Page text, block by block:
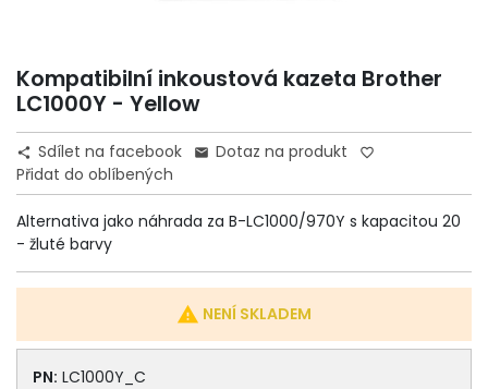
Kompatibilní inkoustová kazeta Brother
LC1000Y - Yellow
 Sdílet na facebook  Dotaz na produkt favorite_border
Přidat do oblíbených
Alternativa jako náhrada za B-LC1000/970Y s kapacitou 20
- žluté barvy
 NENÍ SKLADEM
PN: LC1000Y_C